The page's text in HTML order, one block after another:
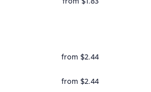
from $2.44
from $2.44